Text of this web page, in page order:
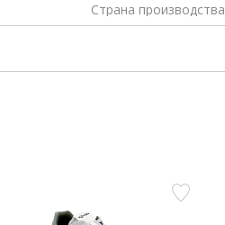
Страна производства